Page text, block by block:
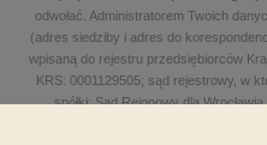
odwołać. Administratorem Twoich
(adres siedziby i adres do
wpisaną do rejestru przedsiębiorców
KRS: 0001129505; sąd rejestrowy, w
spółki: Sąd Rejonowy dla